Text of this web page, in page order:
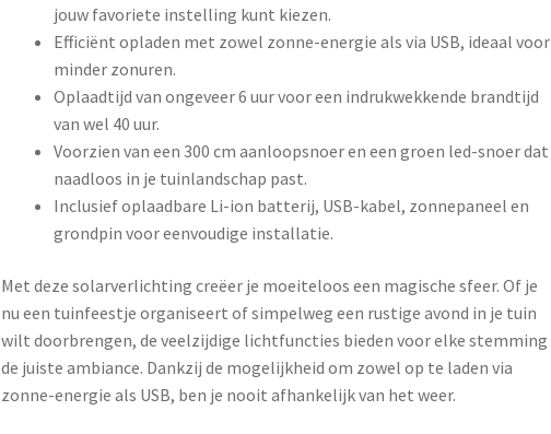
jouw favoriete instelling kunt kiezen.
Efficiënt opladen met zowel zonne-energie als via USB, ideaal voor
minder zonuren.
Oplaadtijd van ongeveer 6 uur voor een indrukwekkende brandtijd
van wel 40 uur.
Voorzien van een 300 cm aanloopsnoer en een groen led-snoer dat
naadloos in je tuinlandschap past.
Inclusief oplaadbare Li-ion batterij, USB-kabel, zonnepaneel en
grondpin voor eenvoudige installatie.
Met deze solarverlichting creëer je moeiteloos een magische sfeer. Of je
nu een tuinfeestje organiseert of simpelweg een rustige avond in je tuin
wilt doorbrengen, de veelzijdige lichtfuncties bieden voor elke stemming
de juiste ambiance. Dankzij de mogelijkheid om zowel op te laden via
zonne-energie als USB, ben je nooit afhankelijk van het weer.